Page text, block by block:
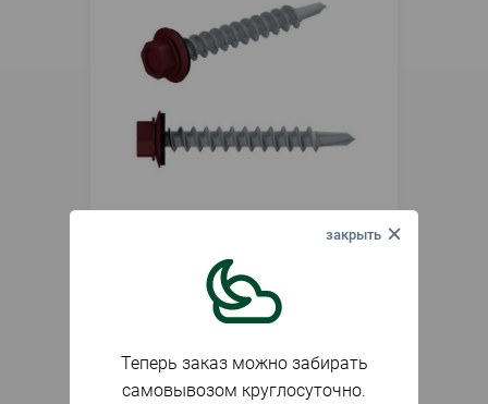
Саморез 4.8х35 RAL 3005 винно-
красный кровельный 1кг (198)
690
Теперь заказ можно забирать
самовывозом круглосуточно.